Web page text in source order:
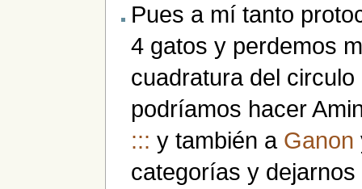
Pues a mí tanto
4 gatos y perdemos
cuadratura del
podríamos hacer
::: y también a Ganon
categorías y